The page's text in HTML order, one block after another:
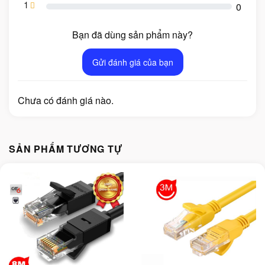
1 0
Bạn đã dùng sản phẩm này?
Gửi đánh giá của bạn
Chưa có đánh giá nào.
SẢN PHẨM TƯƠNG TỰ